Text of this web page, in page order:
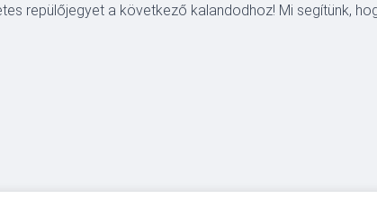
repülőjegyet a következő kalandodhoz! Mi segítünk,